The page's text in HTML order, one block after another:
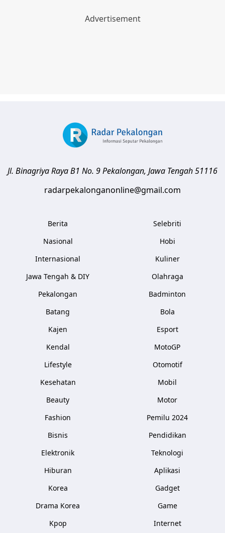
Jl. Binagriya Raya B1 No. 9Pekalongan, Jawa Tengah51116
radarpekalonganonline@gmail.com
Berita
Nasional
Internasional
Jawa Tengah & DIY
Pekalongan
Batang
Kajen
Kendal
Lifestyle
Kesehatan
Beauty
Fashion
Bisnis
Elektronik
Hiburan
Korea
Drama Korea
Kpop
Selebriti
Hobi
Kuliner
Olahraga
Badminton
Bola
Esport
MotoGP
Otomotif
Mobil
Motor
Pemilu 2024
Pendidikan
Teknologi
Aplikasi
Gadget
Game
Internet